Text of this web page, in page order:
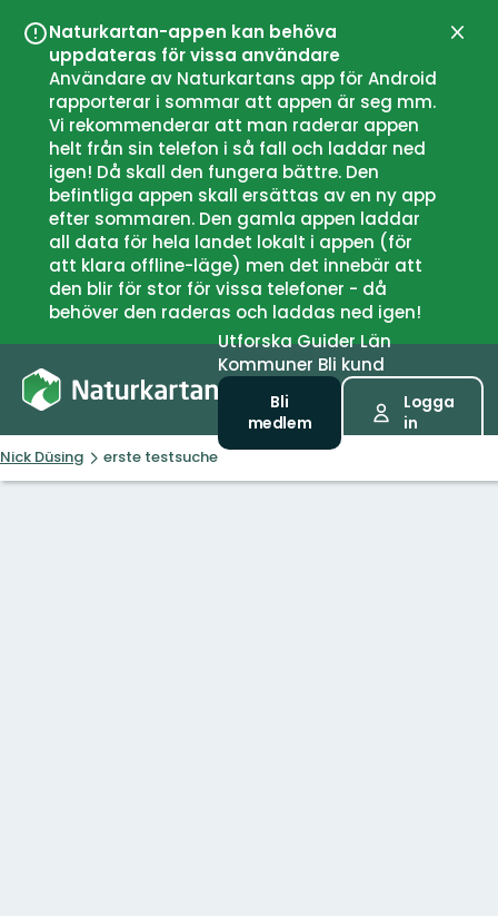
Naturkartan-appen kan behöva
uppdateras för vissa användare
Användare av Naturkartans app för Android
rapporterar i sommar att appen är seg mm.
Vi rekommenderar att man raderar appen
helt från sin telefon i så fall och laddar ned
igen! Då skall den fungera bättre. Den
befintliga appen skall ersättas av en ny app
efter sommaren. Den gamla appen laddar
all data för hela landet lokalt i appen (för
att klara offline-läge) men det innebär att
den blir för stor för vissa telefoner - då
behöver den raderas och laddas ned igen!
UtforskaGuiderLän
Kommuner Bli kund
Bli
medlem
Logga
in
Nick Düsing erste testsuche